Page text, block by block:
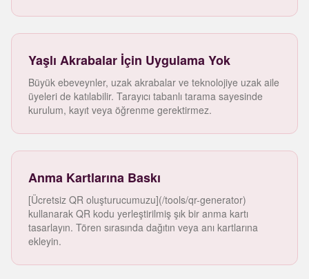
Yaşlı Akrabalar İçin Uygulama Yok
Büyük ebeveynler, uzak akrabalar ve teknolojiye uzak aile
üyeleri de katılabilir. Tarayıcı tabanlı tarama sayesinde
kurulum, kayıt veya öğrenme gerektirmez.
Anma Kartlarına Baskı
[Ücretsiz QR oluşturucumuzu](/tools/qr-generator)
kullanarak QR kodu yerleştirilmiş şık bir anma kartı
tasarlayın. Tören sırasında dağıtın veya anı kartlarına
ekleyin.